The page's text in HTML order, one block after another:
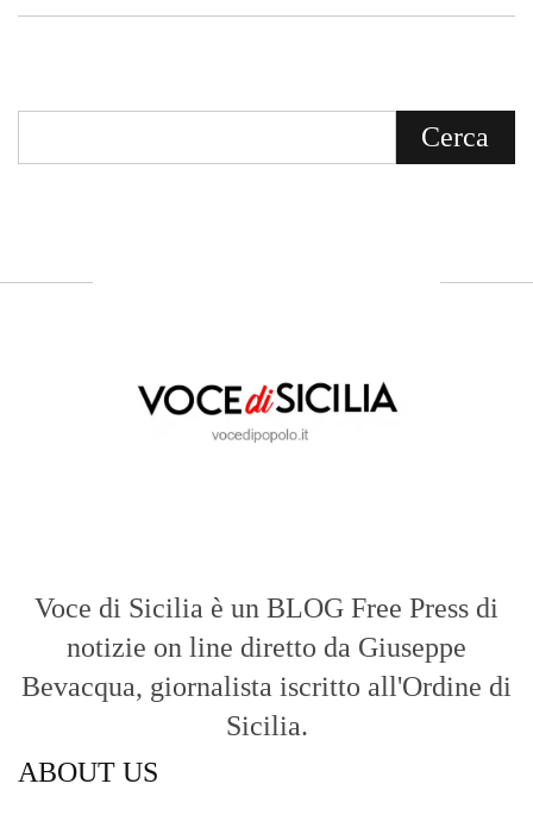
Voce di Sicilia è un BLOG Free Press di
notizie on line diretto da Giuseppe
Bevacqua, giornalista iscritto all'Ordine di
Sicilia.
ABOUT US